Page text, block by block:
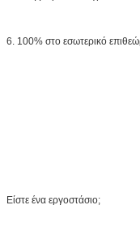
6. 100% στο εσωτερικό
Είστε ένα εργοστάσιο;